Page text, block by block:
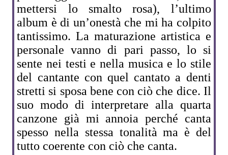
mettersi lo smalto rosa), l’ultimo
album è di un’onestà che mi ha colpito
tantissimo. La maturazione artistica e
personale vanno di pari passo, lo si
sente nei testi e nella musica e lo stile
del cantante con quel cantato a denti
stretti si sposa bene con ciò che dice. Il
suo modo di interpretare alla quarta
canzone già mi annoia perché canta
spesso nella stessa tonalità ma è del
tutto coerente con ciò che canta.